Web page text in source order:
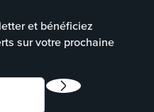
et bénéficiez
sur votre prochaine